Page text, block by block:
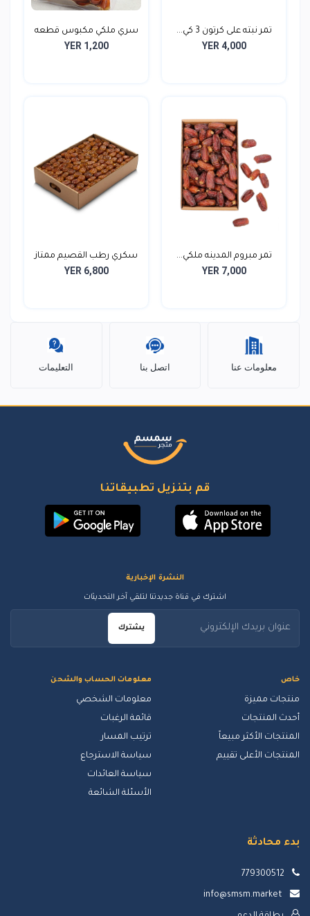
تمر نبته على كرتون 3 كي...
YER 4,000
سري ملكي مكبوس قطعه
واح...
YER 1,200
تمر مبروم المدينه ملكي...
YER 7,000
سكري رطب القصيم ممتاز
ر...
YER 6,800
معلومات عنا اتصل بنا التعليمات
قم بتنزيل تطبيقاتنا
خاص
منتجات مميزة
أحدث المنتجات
المنتجات الأكثر مبيعاً
المنتجات الأعلى تقييم
معلومات الحساب والشحن
معلومات الشخصي
قائمة الرغبات
ترتيب المسار
سياسة الاسترجاع
سياسة العائدات
الأسئلة الشائعة
النشرة الإخبارية
اشترك في قناة جديدتنا لتلقي آخر التحديثات
يشترك
بدء محادثة
779300512
info@smsm.market